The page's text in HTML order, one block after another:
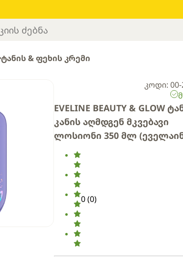
ტანის & ფეხის კრემი
კოდი: 00-
EVELINE BEAUTY & GLOW
კანის აღმდგენ მკვებავი
ლოსიონი 350 მლ
0(0)